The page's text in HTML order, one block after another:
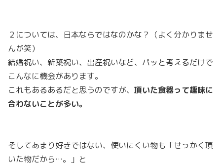
２については、日本ならではなのかな？（よく分かりませ
んが笑）
結婚祝い、新築祝い、出産祝いなど、パッと考えるだけで
こんなに機会があります。
これもあるあるだと思うのですが、 頂いた食器って趣味に
合わないことが多い。
そしてあまり好きではない、使いにくい物も「せっかく頂
いた物だから…。」と